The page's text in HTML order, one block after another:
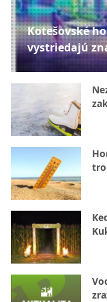
Kotešovské
vystriedajú